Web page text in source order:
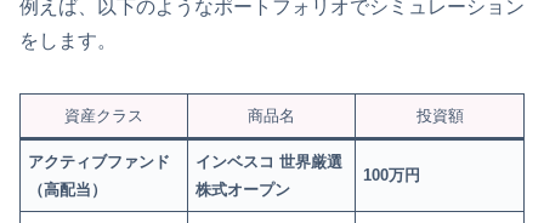
例えば、以下のようなポートフォリオでシミュレーション
をします。
資産クラス 商品名 投資額
アクティブファンド
（高配当）
インベスコ 世界厳選
株式オープン
100万円